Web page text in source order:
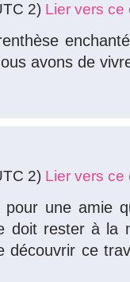
2) Lier vers ce
avons de
2) Lier vers ce
pour une amie
doit rester à la
découvrir ce